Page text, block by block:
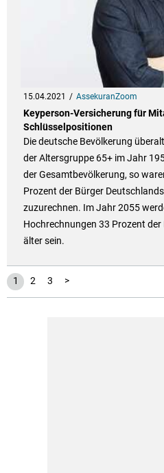
15.04.2021 AssekuranZoom
Keyperson-Versicherung für
Schlüsselpositionen
Die deutsche Bevölkerung
der Altersgruppe 65+ im Jahr
der Gesamtbevölkerung, so
Prozent der Bürger
zuzurechnen. Im Jahr 2055
Hochrechnungen 33 Prozent
älter sein.
1 2 3 >